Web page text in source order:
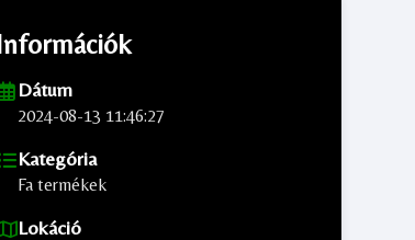
Dátum
2024-08-13 11:46:27
Kategória
Fa termékek
Lokáció